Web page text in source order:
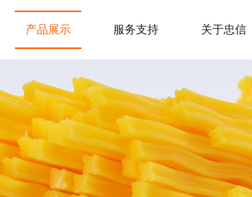
产品展示 服务支持 关于忠信